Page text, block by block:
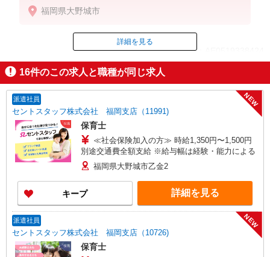
＜基本給＞
処遇改善手当 10,302円〜11,310円
特殊業務手当 7,992円
処遇手当 10,000円
早出退出手当 10,000円
・対象者に支給される手当
月上限40,000円※車通勤者は2,000円/月
住宅手当 園の規定により支給（上限28,000円）
固定残業なし
＜昇給・賞与＞
昇給：あり
約2.6か月
※給与幅は経験・能力による
福岡県大野城市
ID：AE0519338424
掲載期間終了
詳細を見る
16件のこの求人と職種が同じ求人
派遣社員
セントスタッフ株式会社 福岡支店（11991)
NEW
保育士
≪社会保険加入の方≫ 時給1,350円〜1,500円
別途交通費全額支給 ※給与幅は経験・能力による
福岡県大野城市乙金2
キープ 詳細を見る
派遣社員
セントスタッフ株式会社 福岡支店（10726)
NEW
保育士